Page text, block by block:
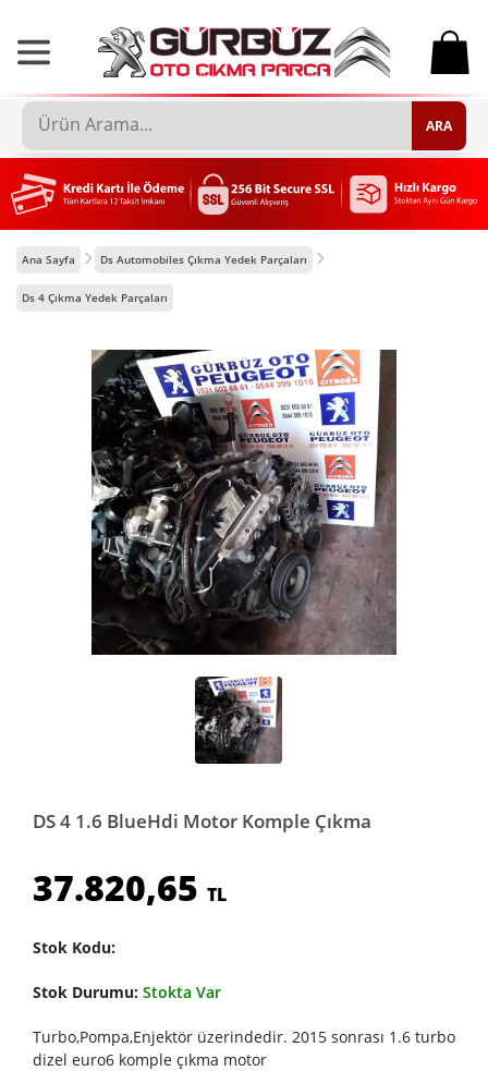
0
ARA
Ana Sayfa Ds Automobiles Çıkma Yedek Parçaları
Ds 4 Çıkma Yedek Parçaları
DS 4 1.6 BlueHdi Motor Komple Çıkma
37.820,65 TL
Stok Kodu:
Stok Durumu: Stokta Var
Turbo,Pompa,Enjektör üzerindedir. 2015 sonrası 1.6 turbo
dizel euro6 komple çıkma motor